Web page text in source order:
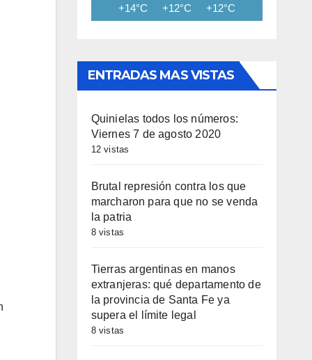
+14°C +12°C +12°C
ENTRADAS MAS VISTAS
Quinielas todos los números:
Viernes 7 de agosto 2020
12 vistas
Brutal represión contra los que
marcharon para que no se venda
la patria
8 vistas
Tierras argentinas en manos
extranjeras: qué departamento de
la provincia de Santa Fe ya
supera el límite legal
8 vistas